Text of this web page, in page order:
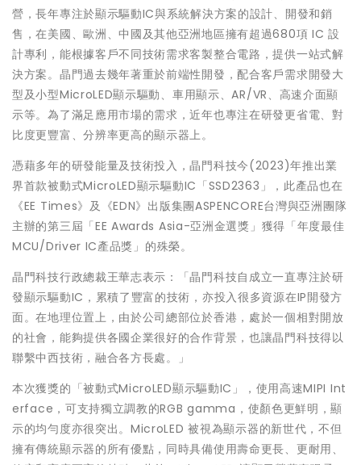
營，長年專注於顯示驅動IC與系統解決方案的設計、開發和銷
售，在美國、歐洲、中國及其他亞洲地區擁有超過680項 IC 設
計專利，能根據客戶不同技術需求客製整合電路，提供一站式解
決方案。晶門過去幾年著重於前端性開發，配合客戶需求開發大
型及小型MicroLED顯示驅動、車用顯示、AR/VR、高速介面顯
示等。為了滿足應用市場的需求，近年也專注在研發更省電、對
比度更豐富、分辨率更高的顯示器上。
憑藉多年的研發能量及技術投入，晶門科技今(2023)年推出業
界首款被動式MicroLED顯示驅動IC「SSD2363」，此產品也在
《EE Times》及《EDN》出版集團ASPENCORE台灣與亞洲團隊
主辦的第三屆「EE Awards Asia-亞洲金選獎」獲得「年度最佳
MCU/Driver IC產品獎」的殊榮。
晶門科技行政總裁王華志表示：「晶門科技自成立一直專注於研
發顯示驅動IC，累積了豐富的技術，亦投入很多資源在IP開發方
面。在地理位置上，由於公司總部位於香港，處於一個相對開放
的社會，能夠提供各國企業很好的合作背景，也讓晶門科技得以
聯繫中西技術，融合各方長處。」
本次獲獎的「被動式MicroLED顯示驅動IC」，使用高速MIPI Int
erface，可支持獨立調教的RGB gamma，使顏色更鮮明，顯
示的均勻度亦很突出。MicroLED 被視為顯示器的新世代，不但
擁有傳統顯示器的所有優點，同時具備使用壽命更長、更耐用、